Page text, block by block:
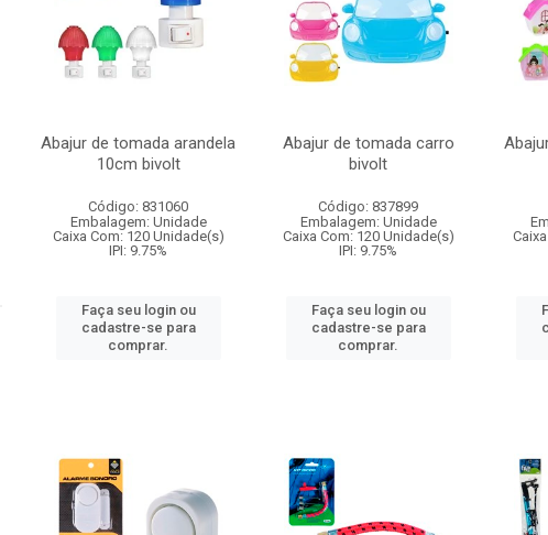
Abajur de tomada arandela
10cm bivolt
Código: 831060
Embalagem: Unidade
Caixa Com: 120 Unidade(s)
IPI: 9.75%
Faça seu login ou
cadastre-se para
comprar.
Abajur de tomada carro
bivolt
Código: 837899
Embalagem: Unidade
Caixa Com: 120 Unidade(s)
IPI: 9.75%
Faça seu login ou
cadastre-se para
comprar.